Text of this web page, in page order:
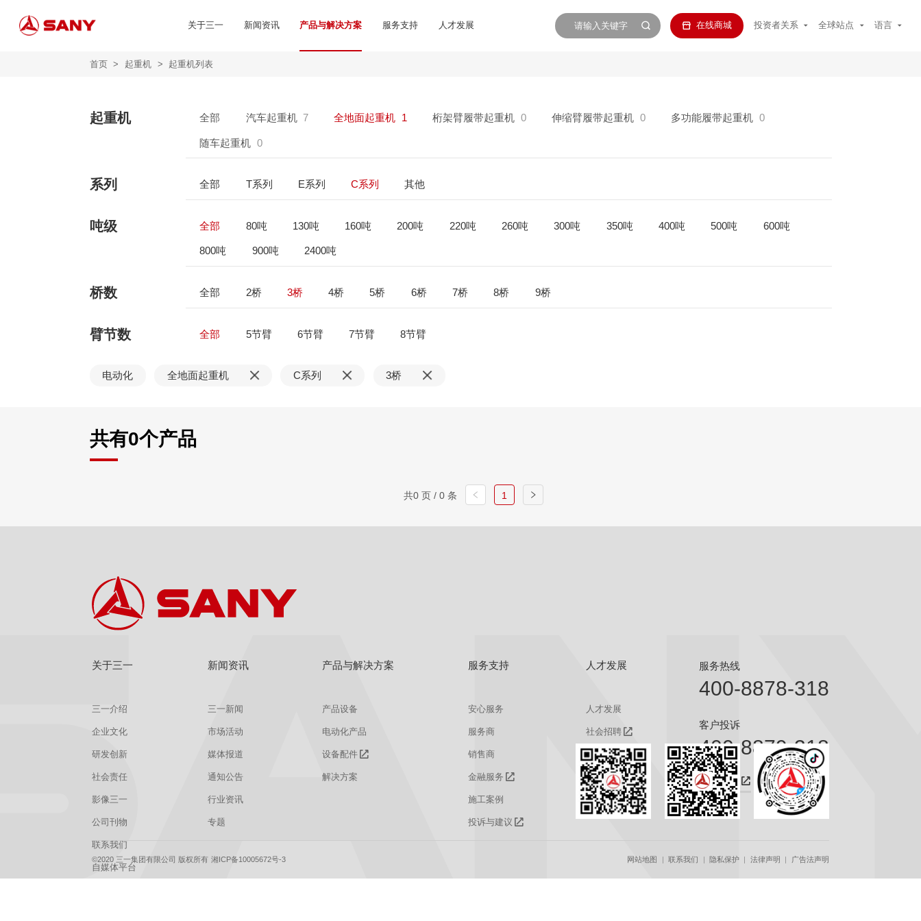
关于三一 新闻资讯 产品与解决方案 服务支持 人才发展 在线商城 投资者关系 全球站点 语言
首页 > 起重机 > 起重机列表
起重机 全部 汽车起重机 7 全地面起重机 1 桁架臂履带起重机 0 伸缩臂履带起重机 0 多功能履带起重机 0
随车起重机 0
系列 全部 T系列 E系列 C系列 其他
吨级 全部 80吨 130吨 160吨 200吨 220吨 260吨 300吨 350吨 400吨 500吨 600吨
800吨 900吨 2400吨
桥数 全部 2桥 3桥 4桥 5桥 6桥 7桥 8桥 9桥
臂节数 全部 5节臂 6节臂 7节臂 8节臂
电动化 全地面起重机 C系列 3桥
共有0个产品
共0 页 / 0 条 1
关于三一
三一介绍
企业文化
研发创新
社会责任
影像三一
公司刊物
联系我们
自媒体平台
新闻资讯
三一新闻
市场活动
媒体报道
通知公告
行业资讯
专题
产品与解决方案
产品设备
电动化产品
设备配件
解决方案
服务支持
安心服务
服务商
销售商
金融服务
施工案例
投诉与建议
人才发展
人才发展
社会招聘
校园招聘
服务热线
400-8878-318
客户投诉
400-8879-318
咨询热线
©2020 三一集团有限公司 版权所有 湘ICP备10005672号-3 网站地图 联系我们 隐私保护 法律声明 广告法声明